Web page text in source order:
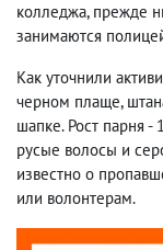
колледжа, прежде
занимаются
Как уточнили
черном плаще,
шапке. Рост парня
русые волосы и
известно о
или волонтерам.